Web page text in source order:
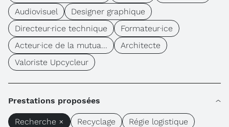
Audiovisuel
Designer graphique
Directeur·rice technique
Formateur·ice
Acteur·ice de la mutua...
Architecte
Valoriste Upcycleur
Prestations proposées
Recherche × Recyclage
Régie logistique